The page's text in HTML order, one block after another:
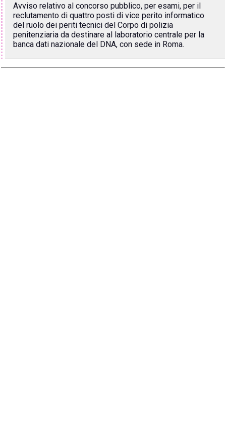
Avviso relativo al concorso pubblico, per esami, per il
reclutamento di quattro posti di vice perito informatico
del ruolo dei periti tecnici del Corpo di polizia
penitenziaria da destinare al laboratorio centrale per la
banca dati nazionale del DNA, con sede in Roma.